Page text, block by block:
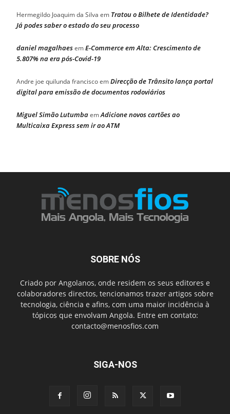
Hermegildo Joaquim da Silva em Tratou o Bilhete de Identidade?
Já podes saber o estado do seu processo
daniel magalhaesemE-Commerce em Alta: Crescimento de
5.807% na era pós-Covid-19
Andre joe quilunda franciscoemDirecção de Trânsito lança portal
digital para emissão de documentos rodoviários
Miguel Simão LutumbaemAdicione novos cartões ao
Multicaixa Express sem ir ao ATM
SOBRE NÓS
Criado por Angolanos, onde residem os seus editores e
colaboradores directos, tencionamos trazer artigos sobre
tecnologia, ciência e afins, com uma maior incidência à
tópicos que envolvam Angola. Entre em contato:
contacto@menosfios.com
SIGA-NOS